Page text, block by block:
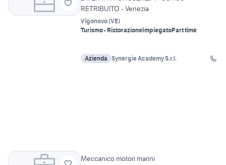
RETRIBUITO - Venezia
Vigonovo(VE)
Turismo - RistorazioneImpiegatoPart time
Azienda Synergie Academy S.r.l.
Meccanico motori marini